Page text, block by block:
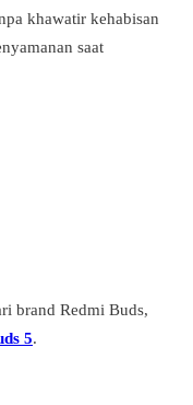
khawatir kehabisan
saat
brand Redmi Buds,
5.